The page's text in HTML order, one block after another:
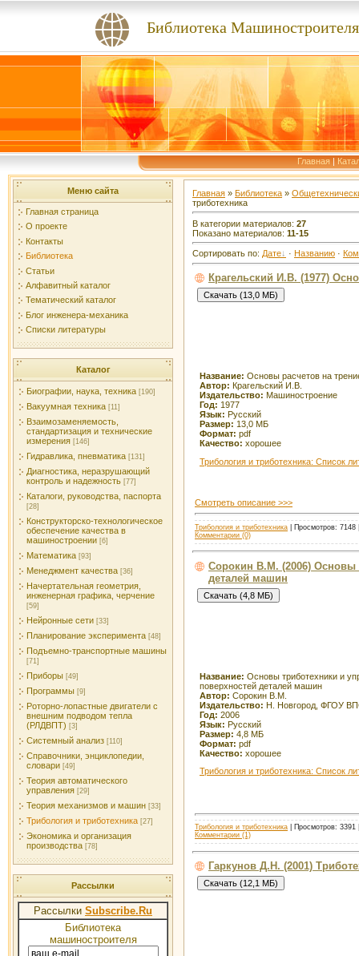
Библиотека Машиностроителя
Главная |
Меню сайта
Главная страница
О проекте
Контакты
Библиотека
Статьи
Алфавитный каталог
Тематический каталог
Блог инженера-механика
Списки литературы
Каталог
Биографии, наука, техника [190]
Вакуумная техника [11]
Взаимозаменяемость,
стандартизация и технические
измерения [146]
Гидравлика, пневматика [131]
Диагностика, неразрушающий
контроль и надежность [77]
Каталоги, руководства, паспорта
[28]
Конструкторско-технологическое
обеспечение качества в
машиностроении [6]
Математика [93]
Менеджмент качества [36]
Начертательная геометрия,
инженерная графика, черчение
[59]
Нейронные сети [33]
Планирование эксперимента [48]
Подъемно-транспортные машины
[71]
Приборы [49]
Программы [9]
Роторно-лопастные двигатели с
внешним подводом тепла
(РЛДВПТ) [3]
Системный анализ [110]
Справочники, энциклопедии,
словари [49]
Теория автоматического
управления [29]
Теория механизмов и машин [33]
Трибология и триботехника [27]
Экономика и организация
производства [78]
Рассылки
Рассылки Subscribe.Ru
Библиотека
машиностроителя
Главная » Библиотека »
триботехника
В категории материалов: 27
Показано материалов: 11-15
Сортировать по: Дате · Названию ·
Крагельский И.В. (1977)
Название: Основы расчетов на
Автор: Крагельский И.В.
Издательство: Машиностроение
Год: 1977
Язык: Русский
Размер: 13,0 МБ
Формат: pdf
Качество: хорошее
Трибология и триботехника: Список
Смотреть описание >>>
Трибология и триботехника | Просмотров:
Комментарии (0)
Сорокин В.М. (2006) Основы
деталей машин
Название: Основы триботехники и
поверхностей деталей машин
Автор: Сорокин В.М.
Издательство: Н. Новгород, ФГОУ
Год: 2006
Язык: Русский
Размер: 4,8 МБ
Формат: pdf
Качество: хорошее
Трибология и триботехника: Список
Трибология и триботехника | Просмотров:
Комментарии (1)
Гаркунов Д.Н. (2001)